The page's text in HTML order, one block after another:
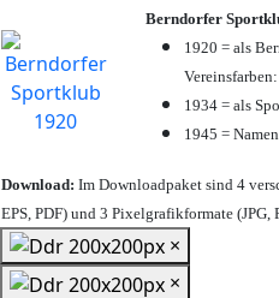
Berndorfer
1920 = als
1934 = als
1945 =
Download: Im Downloadpaket sind 4
EPS, PDF) und 3 Pixelgrafikformate (JPG,
×
×